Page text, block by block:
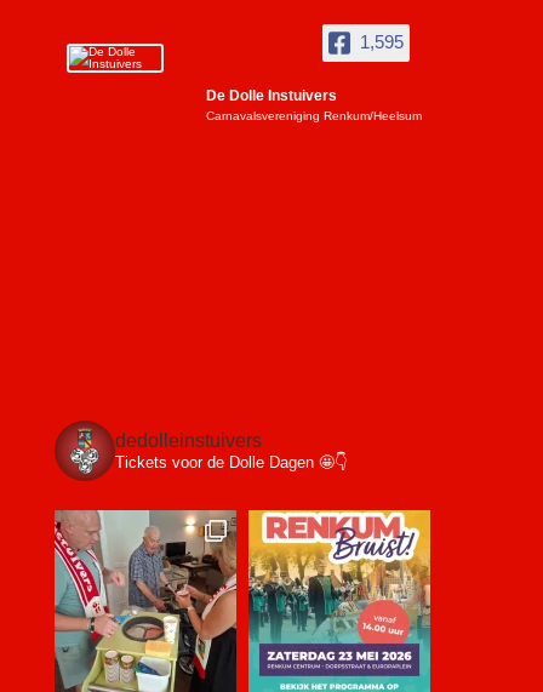
1,595
De Dolle Instuivers
Carnavalsvereniging Renkum/Heelsum
dedolleinstuivers
Tickets voor de Dolle Dagen 🤩👇